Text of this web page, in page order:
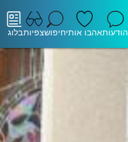
הודעותאהבו אותיחיפושצפיותבלוג